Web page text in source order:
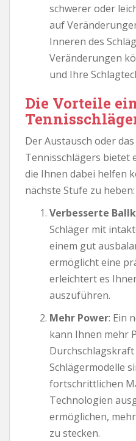
schwerer oder
auf
Inneren des
Veränderungen
und Ihre
Die Vorteile
Der Austausch oder
Tennisschlägers bietet
die Ihnen dabei helfen
nächste Stufe zu heben:
Verbesserte
Schläger mit
einem gut
ermöglicht eine
erleichtert es
auszuführen.
Mehr Power: Ein
kann Ihnen mehr
Schlägermodelle
fortschrittlichen
Technologien
ermöglichen,
zu stecken.